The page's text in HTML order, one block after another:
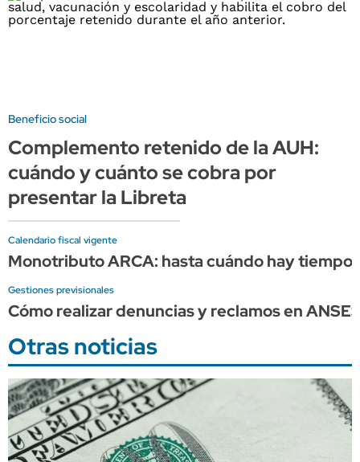
Beneficio social
Complemento retenido de la AUH:
cuándo y cuánto se cobra por
presentar la Libreta
Calendario fiscal vigente
Monotributo ARCA: hasta cuándo hay
Gestiones previsionales
Cómo realizar denuncias y reclamos en
Otras noticias